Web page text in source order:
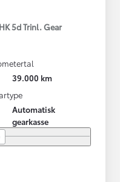
5d Trinl. Gear
39.000 km
Automatisk
gearkasse